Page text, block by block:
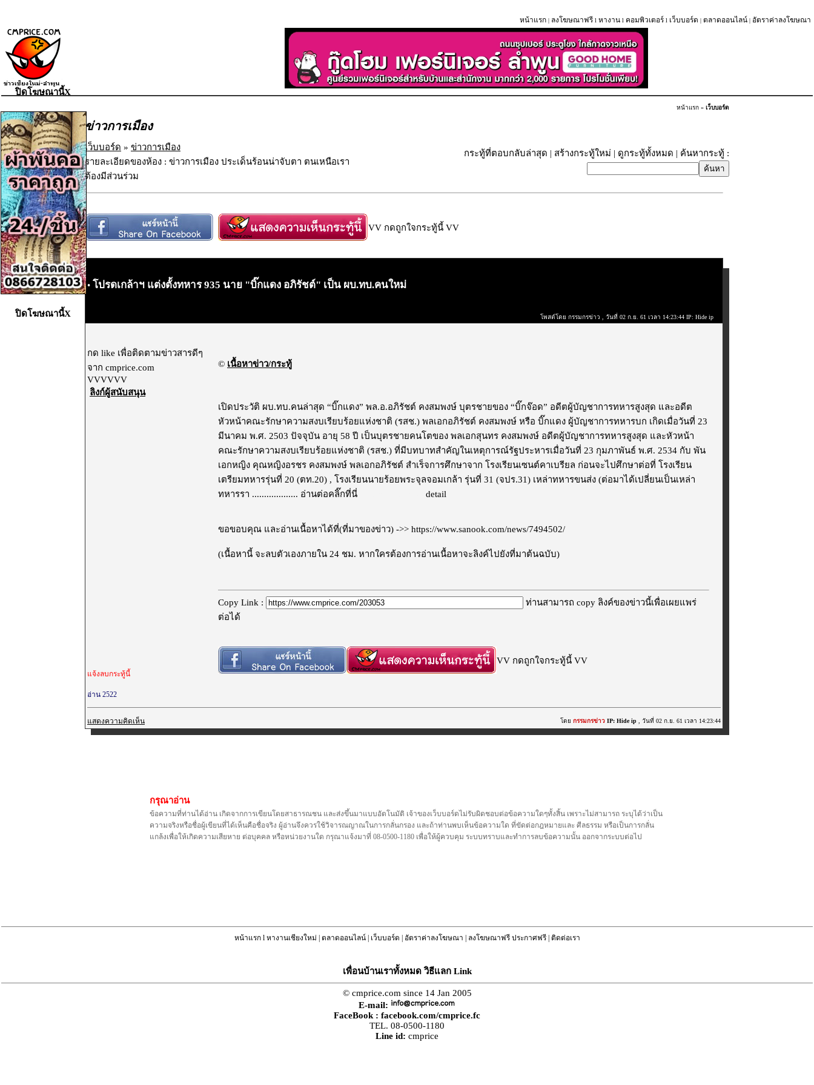
หน้าแรก | ลงโฆษณาฟรี l หางาน l คอมพิวเตอร์ l เว็บบอร์ด | ตลาดออนไลน์ | อัตราค่าลงโฆษณา
หน้าแรก » เว็บบอร์ด
ข่าวการเมือง
เว็บบอร์ด » ข่าวการเมือง
รายละเอียดของห้อง : ข่าวการเมือง ประเด็นร้อนน่าจับตา ตนเหนือเรา
ต้องมีส่วนร่วม
กระทู้ที่ตอบกลับล่าสุด | สร้างกระทู้ใหม่ | ดูกระทู้ทั้งหมด | ค้นหากระทู้ :
VV กดถูกใจกระทู้นี้ VV
• โปรดเกล้าฯ แต่งตั้งทหาร 935 นาย "บิ๊กแดง อภิรัชต์" เป็น ผบ.ทบ.คนใหม่
โพสต์โดย กรรมกรข่าว , วันที่ 02 ก.ย. 61 เวลา 14:23:44 IP: Hide ip
กด like เพื่อติดตามข่าวสารดีๆ
จาก cmprice.com
VVVVVV
ลิงก์ผู้สนับสนุน
© เนื้อหาข่าว/กระทู้
เปิดประวัติ ผบ.ทบ.คนล่าสุด “บิ๊กแดง” พล.อ.อภิรัชต์ คงสมพงษ์ บุตรชายของ “บิ๊กจ๊อด” อดีตผู้บัญชาการทหารสูงสุด และอดีต
หัวหน้าคณะรักษาความสงบเรียบร้อยแห่งชาติ (รสช.) พลเอกอภิรัชต์ คงสมพงษ์ หรือ บิ๊กแดง ผู้บัญชาการทหารบก เกิดเมื่อวันที่ 23
มีนาคม พ.ศ. 2503 ปัจจุบัน อายุ 58 ปี เป็นบุตรชายคนโตของ พลเอกสุนทร คงสมพงษ์ อดีตผู้บัญชาการทหารสูงสุด และหัวหน้า
คณะรักษาความสงบเรียบร้อยแห่งชาติ (รสช.) ที่มีบทบาทสำคัญในเหตุการณ์รัฐประหารเมื่อวันที่ 23 กุมภาพันธ์ พ.ศ. 2534 กับ พัน
เอกหญิง คุณหญิงอรชร คงสมพงษ์ พลเอกอภิรัชต์ สำเร็จการศึกษาจาก โรงเรียนเซนต์คาเบรียล ก่อนจะไปศึกษาต่อที่ โรงเรียน
เตรียมทหารรุ่นที่ 20 (ตท.20) , โรงเรียนนายร้อยพระจุลจอมเกล้า รุ่นที่ 31 (จปร.31) เหล่าทหารขนส่ง (ต่อมาได้เปลี่ยนเป็นเหล่า
ทหารรา ................... อ่านต่อคลิ๊กที่นี่ detail
ขอขอบคุณ และอ่านเนื้อหาได้ที่(ที่มาของข่าว) ->> https://www.sanook.com/news/7494502/
(เนื้อหานี้ จะลบตัวเองภายใน 24 ชม. หากใครต้องการอ่านเนื้อหาจะลิงค์ไปยังที่มาต้นฉบับ)
Copy Link :
ท่านสามารถ copy ลิงค์ของข่าวนี้เพื่อเผยแพร่
ต่อได้
VV กดถูกใจกระทู้นี้ VV
แจ้งลบกระทู้นี้
อ่าน 2522
แสดงความคิดเห็น โดย กรรมกรข่าว IP: Hide ip , วันที่ 02 ก.ย. 61 เวลา 14:23:44
กรุณาอ่าน
ข้อความที่ท่านได้อ่าน เกิดจากการเขียนโดยสาธารณชน และส่งขึ้นมาแบบอัตโนมัติ เจ้าของเว็บบอร์ดไม่รับผิดชอบต่อข้อความใดๆทั้งสิ้น เพราะไม่สามารถ ระบุได้ว่าเป็น
ความจริงหรือชื่อผู้เขียนที่ได้เห็นคือชื่อจริง ผู้อ่านจึงควรใช้วิจารณญาณในการกลั่นกรอง และถ้าท่านพบเห็นข้อความใด ที่ขัดต่อกฎหมายและ ศีลธรรม หรือเป็นการกลั่น
แกล้งเพื่อให้เกิดความเสียหาย ต่อบุคคล หรือหน่วยงานใด กรุณาแจ้งมาที่ 08-0500-1180 เพื่อให้ผู้ควบคุม ระบบทราบและทำการลบข้อความนั้น ออกจากระบบต่อไป
ปิดโฆษณานี้X
ปิดโฆษณานี้X
หน้าแรกl หางานเชียงใหม่ | ตลาดออนไลน์| เว็บบอร์ด | อัตราค่าลงโฆษณา | ลงโฆษณาฟรี ประกาศฟรี| ติดต่อเรา
เพื่อนบ้านเราทั้งหมด วิธีแลก Link
© cmprice.com since 14 Jan 2005
E-mail:
FaceBook : facebook.com/cmprice.fc
TEL. 08-0500-1180
Line id: cmprice